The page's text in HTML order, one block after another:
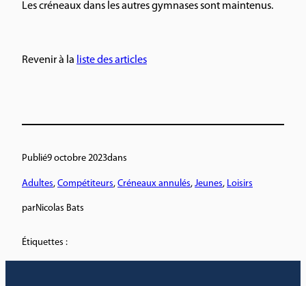
Les créneaux dans les autres gymnases sont maintenus.
Revenir à la liste des articles
Publié9 octobre 2023dans
Adultes, Compétiteurs, Créneaux annulés, Jeunes, Loisirs
parNicolas Bats
Étiquettes :